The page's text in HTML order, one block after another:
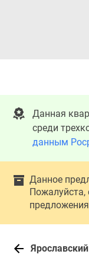
Данная
среди
данным
Данное
Пожалуйста,
Ярославский